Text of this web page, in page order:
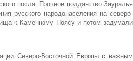
посла. Прочное подданство Зауралья
русского народонаселения на северо-
к Каменному Поясу и потом задумали
Северо-Восточной Европы с важным